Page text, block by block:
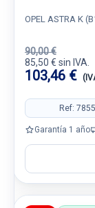
OPEL ASTRA K
90,00 €
85,50 € sin IVA.
103,46 €
Ref:
Garantía 1 año